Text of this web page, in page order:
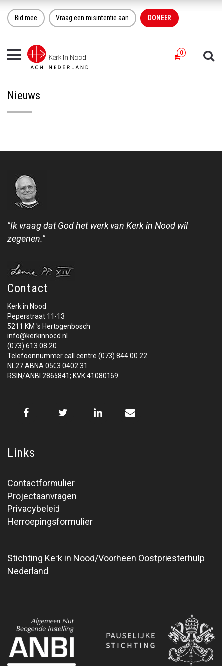
Bid mee Vraag een misintentie aan DONEER
Toggle
navigation
Nieuws
"Ik vraag dat God het werk van Kerk in Nood wil
zegenen."
Contact
Kerk in Nood
Peperstraat 11-13
5211 KM 's Hertogenbosch
info@kerkinnood.nl
(073) 613 08 20
Telefoonnummer call centre (073) 844 00 22
NL27 ABNA 0503 0402 31
RSIN/ANBI 2865841; KVK 41080169
Links
Contactformulier
Projectaanvragen
Privacybeleid
Herroepingsformulier
Stichting Kerk in Nood/Voorheen Oostpriesterhulp
Nederland